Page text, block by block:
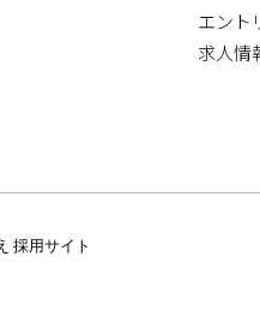
エント
求人情
採用サイト